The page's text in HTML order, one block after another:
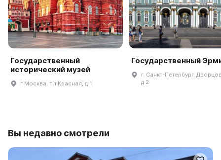
Государственный
исторический музей
г Москва, пл Красная, д 1
Государственный
г. Санкт-Петербург,
д 2
Вы недавно смотрели